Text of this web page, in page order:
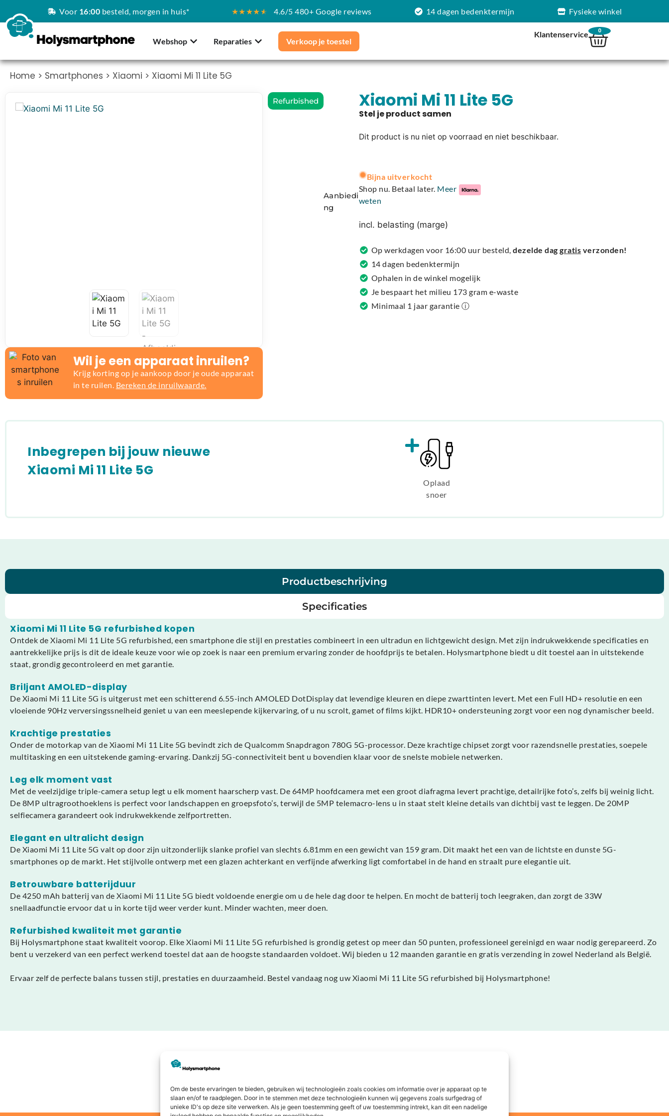
Om de beste ervaringen te bieden, gebruiken wij technologieën zoals cookies om informatie over je apparaat op te
slaan en/of te raadplegen. Door in te stemmen met deze technologieën kunnen wij gegevens zoals surfgedrag of
unieke ID's op deze site verwerken. Als je geen toestemming geeft of uw toestemming intrekt, kan dit een nadelige
Voor 16:00 besteld, morgen in huis* ★★★★★ 4.6/5 480+ Google reviews 14 dagen bedenktermijn Fysieke winkel
Webshop Reparaties Verkoop je toestel
Klantenservice 0
Home > Smartphones > Xiaomi > Xiaomi Mi 11 Lite 5G
Wil je een apparaat inruilen?
Krijg korting op je aankoop door je oude apparaat
in te ruilen. Bereken de inruilwaarde.
Refurbished
Aanbiedi
ng
Xiaomi Mi 11 Lite 5G
Dit product is nu niet op voorraad en niet beschikbaar.
l
t
e
n
t
i
v
e
:
Bijna uitverkocht
Shop nu. Betaal later. Meer
weten
incl. belasting (marge)
Op werkdagen voor 16:00 uur besteld,dezelde daggratis verzonden!
14 dagen bedenktermijn
Ophalen in de winkel mogelijk
Je bespaart het milieu 173 gram e-waste
Minimaal 1 jaar garantie ⓘ
Inbegrepen bij jouw nieuwe
Xiaomi Mi 11 Lite 5G
Oplaad
snoer
Productbeschrijving
Specificaties
Xiaomi Mi 11 Lite 5G refurbished kopen
Ontdek de Xiaomi Mi 11 Lite 5G refurbished, een smartphone die stijl en prestaties combineert in een ultradun en lichtgewicht design. Met zijn indrukwekkende specificaties en
aantrekkelijke prijs is dit de ideale keuze voor wie op zoek is naar een premium ervaring zonder de hoofdprijs te betalen. Holysmartphone biedt u dit toestel aan in uitstekende
staat, grondig gecontroleerd en met garantie.
Briljant AMOLED-display
De Xiaomi Mi 11 Lite 5G is uitgerust met een schitterend 6.55-inch AMOLED DotDisplay dat levendige kleuren en diepe zwarttinten levert. Met een Full HD+ resolutie en een
vloeiende 90Hz verversingssnelheid geniet u van een meeslepende kijkervaring, of u nu scrolt, gamet of films kijkt. HDR10+ ondersteuning zorgt voor een nog dynamischer beeld.
Krachtige prestaties
Onder de motorkap van de Xiaomi Mi 11 Lite 5G bevindt zich de Qualcomm Snapdragon 780G 5G-processor. Deze krachtige chipset zorgt voor razendsnelle prestaties, soepele
multitasking en een uitstekende gaming-ervaring. Dankzij 5G-connectiviteit bent u bovendien klaar voor de snelste mobiele netwerken.
Leg elk moment vast
Met de veelzijdige triple-camera setup legt u elk moment haarscherp vast. De 64MP hoofdcamera met een groot diafragma levert prachtige, detailrijke foto’s, zelfs bij weinig licht.
De 8MP ultragroothoeklens is perfect voor landschappen en groepsfoto’s, terwijl de 5MP telemacro-lens u in staat stelt kleine details van dichtbij vast te leggen. De 20MP
selfiecamera garandeert ook indrukwekkende zelfportretten.
Elegant en ultralicht design
De Xiaomi Mi 11 Lite 5G valt op door zijn uitzonderlijk slanke profiel van slechts 6.81mm en een gewicht van 159 gram. Dit maakt het een van de lichtste en dunste 5G-
smartphones op de markt. Het stijlvolle ontwerp met een glazen achterkant en verfijnde afwerking ligt comfortabel in de hand en straalt pure elegantie uit.
Betrouwbare batterijduur
De 4250 mAh batterij van de Xiaomi Mi 11 Lite 5G biedt voldoende energie om u de hele dag door te helpen. En mocht de batterij toch leegraken, dan zorgt de 33W
snellaadfunctie ervoor dat u in korte tijd weer verder kunt. Minder wachten, meer doen.
Refurbished kwaliteit met garantie
Bij Holysmartphone staat kwaliteit voorop. Elke Xiaomi Mi 11 Lite 5G refurbished is grondig getest op meer dan 50 punten, professioneel gereinigd en waar nodig gerepareerd. Zo
bent u verzekerd van een perfect werkend toestel dat aan de hoogste standaarden voldoet. Wij bieden u 12 maanden garantie en gratis verzending in zowel Nederland als België.
Ervaar zelf de perfecte balans tussen stijl, prestaties en duurzaamheid. Bestel vandaag nog uw Xiaomi Mi 11 Lite 5G refurbished bij Holysmartphone!